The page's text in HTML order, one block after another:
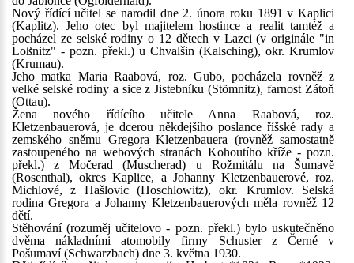
Nový řídící učitel se narodil dne 2. února roku 1891 v Kaplici
(Kaplitz). Jeho otec byl majitelem hostince a realit tamtéž a
pocházel ze selské rodiny o 12 dětech v Lazci (v originále "in
Loßnitz" - pozn. překl.) u Chvalšin (Kalsching), okr. Krumlov
(Krumau).
Jeho matka Maria Raabová, roz. Gubo, pocházela rovněž z
velké selské rodiny a sice z Jistebníku (Stömnitz), farnost Zátoň
(Ottau).
Žena nového řídícího učitele Anna Raabová, roz.
Kletzenbauerová, je dcerou někdejšího poslance říšské rady a
zemského sněmu Gregora Kletzenbauera (rovněž samostatně
zastoupeného na webových stranách Kohoutího kříže - pozn.
překl.) z Močerad (Muscherad) u Rožmitálu na Šumavě
(Rosenthal), okres Kaplice, a Johanny Kletzenbauerové, roz.
Michlové, z Hašlovic (Hoschlowitz), okr. Krumlov. Selská
rodina Gregora a Johanny Kletzenbauerových měla rovněž 12
dětí.
Stěhování (rozuměj učitelovo - pozn. překl.) bylo uskutečněno
dvěma nákladními atomobily firmy Schuster z Černé v
Pošumaví (Schwarzbach) dne 3. května 1930.